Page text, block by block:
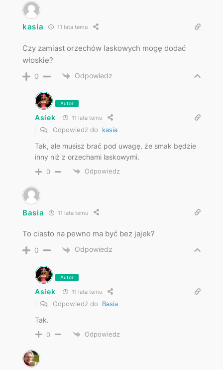
kasia 11 lata temu
Czy zamiast orzechów laskowych mogę dodać
włoskie?
0 Odpowiedz
Autor
Asiek 11 lata temu
Odpowiedź do kasia
Tak, ale musisz brać pod uwagę, że smak będzie
inny niż z orzechami laskowymi.
0 Odpowiedz
Basia 11 lata temu
To ciasto na pewno ma być bez jajek?
0 Odpowiedz
Autor
Asiek 11 lata temu
Odpowiedź do Basia
Tak.
0 Odpowiedz